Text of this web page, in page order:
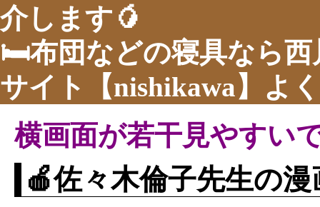
介します🥭
🛏布団などの寝具なら西
サイト【nishikawa】よ
横画面が若干見やすい
🍎佐々木倫子先生の